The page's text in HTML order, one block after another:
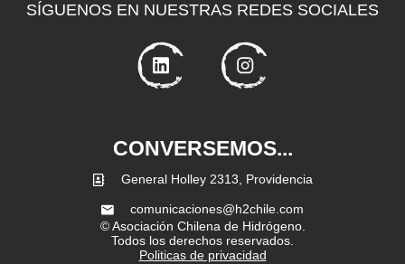
SÍGUENOS EN NUESTRAS REDES SOCIALES
CONVERSEMOS...
General Holley 2313, Providencia
comunicaciones@h2chile.com
© Asociación Chilena de Hidrógeno.
Todos los derechos reservados.
Politicas de privacidad